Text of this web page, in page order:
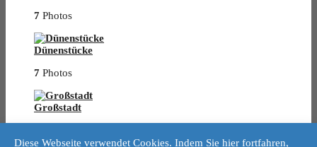
7 Photos
Dünenstücke
7 Photos
Großstadt
Diese Webseite verwendet Cookies. Indem Sie hier fortfahren,